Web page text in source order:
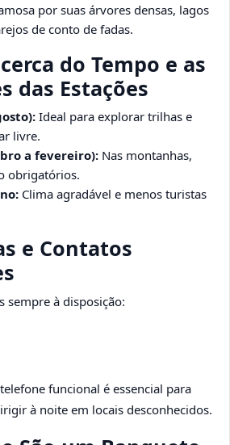
por suas árvores densas, lagos
de conto de fadas.
do Tempo e as
das Estações
Ideal para explorar trilhas e
livre.
a fevereiro): Nas montanhas,
obrigatórios.
Clima agradável e menos turistas
e Contatos
sempre à disposição:
funcional é essencial para
à noite em locais desconhecidos.